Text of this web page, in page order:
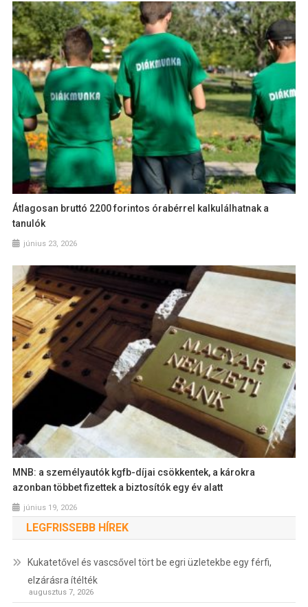
Átlagosan bruttó 2200 forintos órabérrel kalkulálhatnak a
tanulók
június 23, 2026
MNB: a személyautók kgfb-díjai csökkentek, a károkra
azonban többet fizettek a biztosítók egy év alatt
június 19, 2026
LEGFRISSEBB HÍREK
Kukatetővel és vascsővel tört be egri üzletekbe egy férfi,
elzárásra ítélték
augusztus 7, 2026